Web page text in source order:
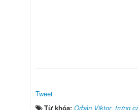
Tweet
Từ khóa: Orbán Viktor, trưng